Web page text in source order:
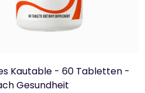
Kautable - 60 Tabletten -
Gesundheit